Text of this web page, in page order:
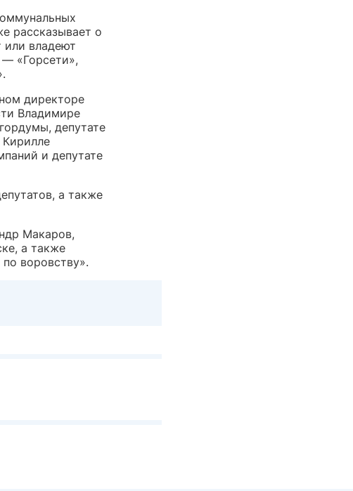
рассказывает о
или владеют
«Горсети»,
директоре
Владимире
депутате
Кирилле
и депутате
а также
Макаров,
а также
воровству».